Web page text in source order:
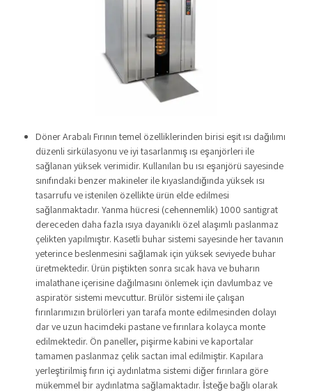
Döner Arabalı Fırının temel özelliklerinden birisi eşit ısı dağılımı
düzenli sirkülasyonu ve iyi tasarlanmış ısı eşanjörleri ile
sağlanan yüksek verimidir. Kullanılan bu ısı eşanjörü sayesinde
sınıfındaki benzer makineler ile kıyaslandığında yüksek ısı
tasarrufu ve istenilen özellikte ürün elde edilmesi
sağlanmaktadır. Yanma hücresi (cehennemlik) 1000 santigrat
dereceden daha fazla ısıya dayanıklı özel alaşımlı paslanmaz
çelikten yapılmıştır. Kasetli buhar sistemi sayesinde her tavanın
yeterince beslenmesini sağlamak için yüksek seviyede buhar
üretmektedir. Ürün piştikten sonra sıcak hava ve buharın
imalathane içerisine dağılmasını önlemek için davlumbaz ve
aspiratör sistemi mevcuttur. Brülör sistemi ile çalışan
fırınlarımızın brülörleri yan tarafa monte edilmesinden dolayı
dar ve uzun hacimdeki pastane ve fırınlara kolayca monte
edilmektedir. Ön paneller, pişirme kabini ve kaportalar
tamamen paslanmaz çelik sactan imal edilmiştir. Kapılara
yerleştirilmiş fırın içi aydınlatma sistemi diğer fırınlara göre
mükemmel bir aydınlatma sağlamaktadır. İsteğe bağlı olarak